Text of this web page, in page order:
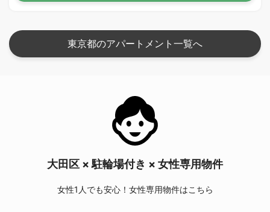
東京都のアパートメント一覧へ
大田区 × 駐輪場付き × 女性専用物件
女性1人でも安心！女性専用物件はこちら